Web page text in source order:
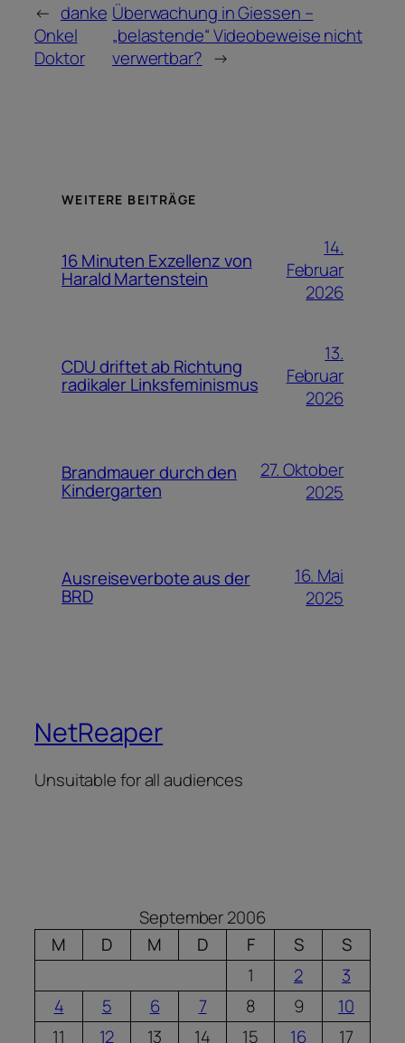
← danke
Onkel
Doktor
Überwachung in Giessen –
„belastende“ Videobeweise nicht
verwertbar? →
WEITERE BEITRÄGE
16 Minuten Exzellenz von
Harald Martenstein
14.
Februar
2026
CDU driftet ab Richtung
radikaler Linksfeminismus
13.
Februar
2026
Brandmauer durch den
Kindergarten
27. Oktober
2025
Ausreiseverbote aus der
BRD
16. Mai
2025
NetReaper
Unsuitable for all audiences
September 2006
M
D M D F S
S
1
2
3
4
5 6 7 8 9
10
11
12 13 14 15 16
17